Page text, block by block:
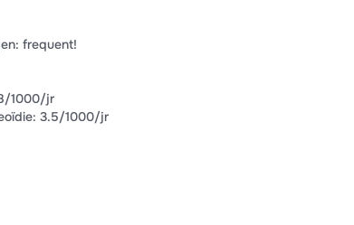
frequent!
1000/jr
3.5/1000/jr